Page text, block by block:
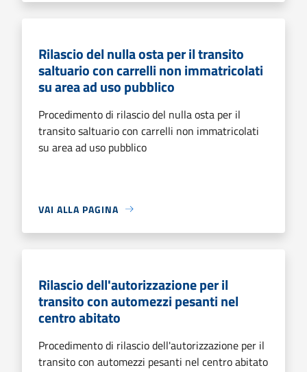
Rilascio del nulla osta per il transito
saltuario con carrelli non immatricolati
su area ad uso pubblico
Procedimento di rilascio del nulla osta per il
transito saltuario con carrelli non immatricolati
su area ad uso pubblico
VAI ALLA PAGINA
Rilascio dell'autorizzazione per il
transito con automezzi pesanti nel
centro abitato
Procedimento di rilascio dell'autorizzazione per il
transito con automezzi pesanti nel centro abitato